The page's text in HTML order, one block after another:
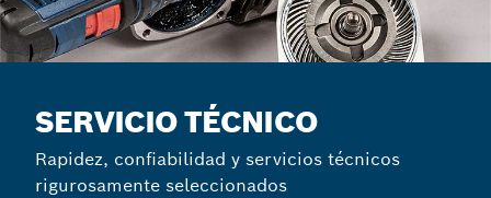
SERVICIO TÉCNICO
Rapidez, confiabilidad y servicios técnicos
rigurosamente seleccionados